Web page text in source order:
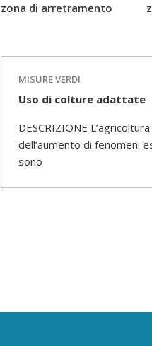
zona di arretramento
MISURE VERDI
Uso di colture adattate
DESCRIZIONE
dell’aumento di fenomeni
sono